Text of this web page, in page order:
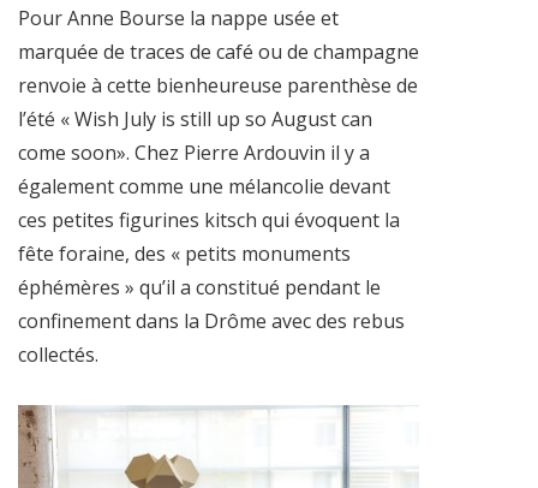
Pour Anne Bourse la nappe usée et
marquée de traces de café ou de champagne
renvoie à cette bienheureuse parenthèse de
l’été « Wish July is still up so August can
come soon». Chez Pierre Ardouvin il y a
également comme une mélancolie devant
ces petites figurines kitsch qui évoquent la
fête foraine, des « petits monuments
éphémères » qu’il a constitué pendant le
confinement dans la Drôme avec des rebus
collectés.